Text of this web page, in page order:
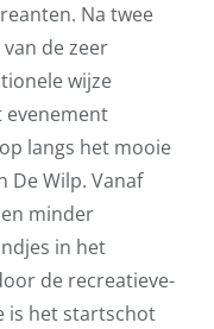
Na twee
de zeer
wijze
evenement
langs het mooie
De Wilp. Vanaf
minder
in het
de recreatieve-
is het startschot